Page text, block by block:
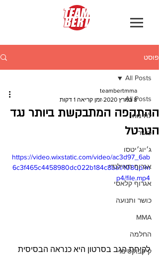
פוסט
All Posts
לחימה
כושר
ג׳יוג׳יטסו
אגרוף תאילנדי
אגרוף קלאסי
כושר ותנועה
MMA
החלמה
קיקבוקסינג
All Posts
ההתקפה המתבקשת ביותר נגד
הטרטל
teambertmma
8 במרץ 2020
זמן קריאה 1 דקות
https://video.wixstatic.com/video/ac3d97_6ab
6c3f465c4458980dc022b184c8ba1/1080p/m
p4/file.mp4
לקיחת הגב בסרטון היא כנראה הבסיסית